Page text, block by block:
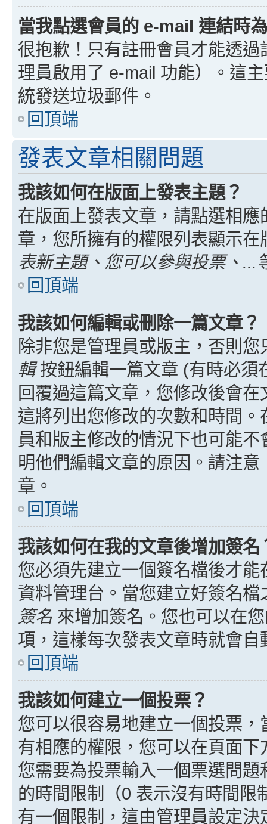
當我點選會員的 e-mail 連結時
很抱歉！只有註冊會員才能透
理員啟用了 e-mail 功能）。這
統發送垃圾郵件。
回頂端
發表文章相關問題
我該如何在版面上發表主題？
在版面上發表文章，請點選相
章，您所擁有的權限列表顯示
表新主題、您可以參與投票、...
回頂端
我該如何編輯或刪除一篇文章？
除非您是管理員或版主，否則
輯按鈕編輯一篇文章 (有時必須
回覆過這篇文章，您修改後會
這將列出您修改的次數和時間
員和版主修改的情況下也可能
明他們編輯文章的原因。請注
章。
回頂端
我該如何在我的文章後增加簽名
您必須先建立一個簽名檔後才
資料管理台。當您建立好簽名
簽名 來增加簽名。您也可以在
項，這樣每次發表文章時就會自
回頂端
我該如何建立一個投票？
您可以很容易地建立一個投票
有相應的權限，您可以在頁面
您需要為投票輸入一個票選問
的時間限制（0 表示沒有時間限
有一個限制，這由管理員設定決